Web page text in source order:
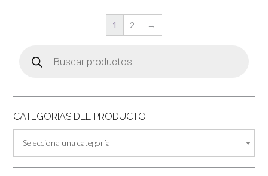
1 2 →
productos
CATEGORÍAS DEL PRODUCTO
Selecciona una categoría